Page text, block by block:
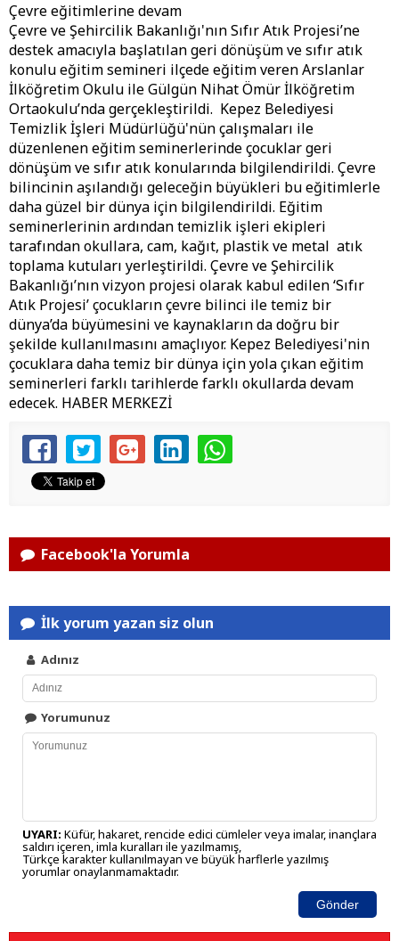
Çevre eğitimlerine devam
Çevre ve Şehircilik Bakanlığı'nın Sıfır Atık Projesi’ne
destek amacıyla başlatılan geri dönüşüm ve sıfır atık
konulu eğitim semineri ilçede eğitim veren Arslanlar
İlköğretim Okulu ile Gülgün Nihat Ömür İlköğretim
Ortaokulu’nda gerçekleştirildi. Kepez Belediyesi
Temizlik İşleri Müdürlüğü'nün çalışmaları ile
düzenlenen eğitim seminerlerinde çocuklar geri
dönüşüm ve sıfır atık konularında bilgilendirildi. Çevre
bilincinin aşılandığı geleceğin büyükleri bu eğitimlerle
daha güzel bir dünya için bilgilendirildi. Eğitim
seminerlerinin ardından temizlik işleri ekipleri
tarafından okullara, cam, kağıt, plastik ve metal atık
toplama kutuları yerleştirildi. Çevre ve Şehircilik
Bakanlığı’nın vizyon projesi olarak kabul edilen ‘Sıfır
Atık Projesi’ çocukların çevre bilinci ile temiz bir
dünya’da büyümesini ve kaynakların da doğru bir
şekilde kullanılmasını amaçlıyor. Kepez Belediyesi'nin
çocuklara daha temiz bir dünya için yola çıkan eğitim
seminerleri farklı tarihlerde farklı okullarda devam
edecek. HABER MERKEZİ
Facebook'la Yorumla
İlk yorum yazan siz olun
Adınız
Yorumunuz
UYARI: Küfür, hakaret, rencide edici cümleler veya imalar, inançlara
saldırı içeren, imla kuralları ile yazılmamış,
Türkçe karakter kullanılmayan ve büyük harflerle yazılmış
yorumlar onaylanmamaktadır.
Gönder